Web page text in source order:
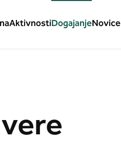
AktivnostiDogajanjeNovice